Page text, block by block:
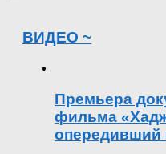
ВИДЕО ~
Премьера
фильма
опередивший